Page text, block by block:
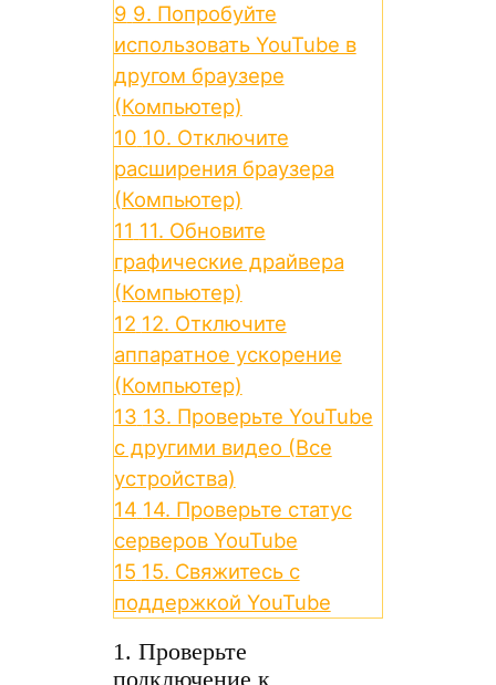
9 9. Попробуйте
использовать YouTube в
другом браузере
(Компьютер)
10 10. Отключите
расширения браузера
(Компьютер)
11 11. Обновите
графические драйвера
(Компьютер)
12 12. Отключите
аппаратное ускорение
(Компьютер)
13 13. Проверьте YouTube
с другими видео (Все
устройства)
14 14. Проверьте статус
серверов YouTube
15 15. Свяжитесь с
поддержкой YouTube
1. Проверьте
подключение к